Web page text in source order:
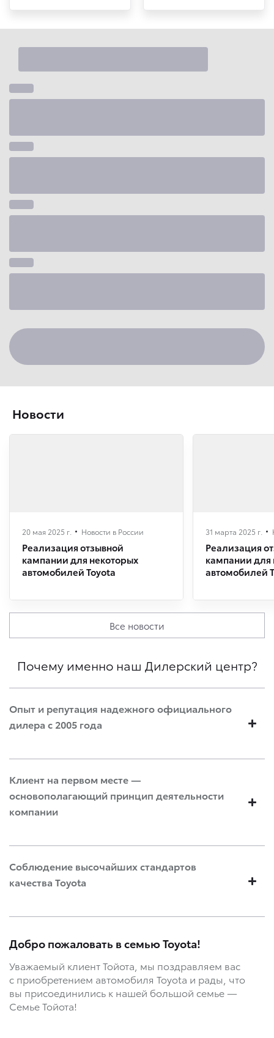
Новости
Новости в России
20 мая 2025 г.
Реализация отзывной
кампании для некоторых
автомобилей Toyota
31 марта 2025 г.
Реализация
кампании для
автомобилей
Все новости
Почему именно наш Дилерский центр?
Опыт и репутация надежного официального
дилера с 2005 года
Клиент на первом месте —
основополагающий принцип деятельности
компании
Соблюдение высочайших стандартов
качества Toyota
Добро пожаловать в семью Toyota!
Уважаемый клиент Тойота, мы поздравляем вас
с приобретением автомобиля Toyota и рады, что
вы присоединились к нашей большой семье —
Семье Тойота!